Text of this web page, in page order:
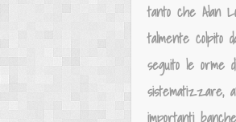
tanto che Alan
talmente colpito
seguito le orme
sistematizzare,
importanti